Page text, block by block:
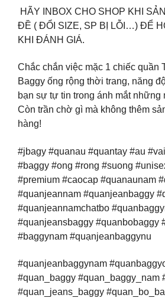
HÃY INBOX CHO SHOP KHI
ĐỀ ( ĐỔI SIZE, SP BỊ LỖI…) ĐỂ
KHI ĐÁNH GIÁ.
Chắc chắn việc mặc 1 chiếc quần
Baggy ống rộng thời trang, năng
bạn sự tự tin trong ánh mắt
Còn trần chờ gì mà không thêm
hàng!
#jbagy #quanau #quantay #au
#baggy #ong #rong #suong
#premium #caocap #quanaunam
#quanjeannam #quanjeanbaggy
#quanjeannamchatbo
#quanjeansbaggy #quanbobaggy
#baggynam #quạnjeanbaggynu
#quanjeanbaggynam
#quan_baggy #quan_baggy_nam
#quan_jeans_baggy